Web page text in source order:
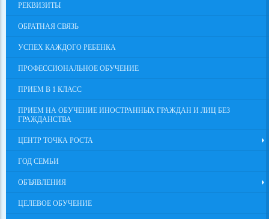
РЕКВИЗИТЫ
ОБРАТНАЯ СВЯЗЬ
УСПЕХ КАЖДОГО РЕБЕНКА
ПРОФЕССИОНАЛЬНОЕ ОБУЧЕНИЕ
ПРИЕМ В 1 КЛАСС
ПРИЕМ НА ОБУЧЕНИЕ ИНОСТРАННЫХ ГРАЖДАН И ЛИЦ БЕЗ
ГРАЖДАНСТВА
ЦЕНТР ТОЧКА РОСТА
ГОД СЕМЬИ
ОБЪЯВЛЕНИЯ
ЦЕЛЕВОЕ ОБУЧЕНИЕ